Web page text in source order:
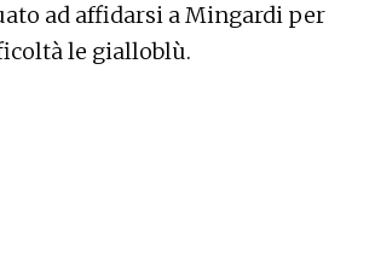
ad affidarsi a Mingardi per
le gialloblù.